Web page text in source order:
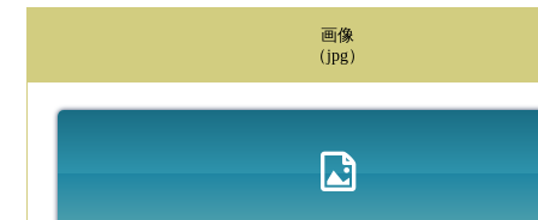
画像
（jpg）